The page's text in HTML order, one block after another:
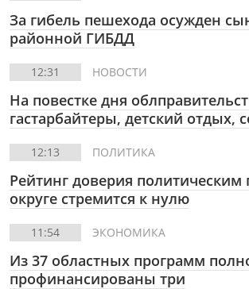
За гибель пешехода осужден
районной ГИБДД
12:31 НОВОСТИ
На повестке дня
гастарбайтеры, детский отдых,
12:13 ПОЛИТИКА
Рейтинг доверия политическим
округе стремится к нулю
11:54 ЭКОНОМИКА
Из 37 областных программ
профинансированы три